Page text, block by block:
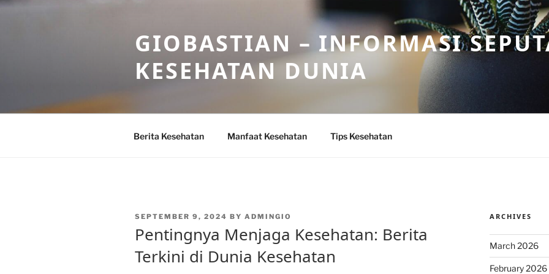
Skip
GIOBASTIAN – INFORMASI
KESEHATAN DUNIA
Berita Kesehatan Manfaat Kesehatan Tips Kesehatan
POSTED
SEPTEMBER 9, 2024 BY ADMINGIO
Pentingnya Menjaga Kesehatan: Berita
Terkini di Dunia Kesehatan
ARCHIVES
March 2026
February 2026